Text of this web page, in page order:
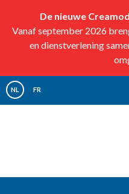
De nieuwe
Vanaf september 2026
en dienstverlening
NL FR